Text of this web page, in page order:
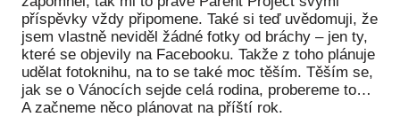
příspěvky vždy připomene. Také si teď uvědomuji, že
jsem vlastně neviděl žádné fotky od bráchy – jen ty,
které se objevily na Facebooku. Takže z toho plánuje
udělat fotoknihu, na to se také moc těším. Těším se,
jak se o Vánocích sejde celá rodina, probereme to…
A začneme něco plánovat na příští rok.